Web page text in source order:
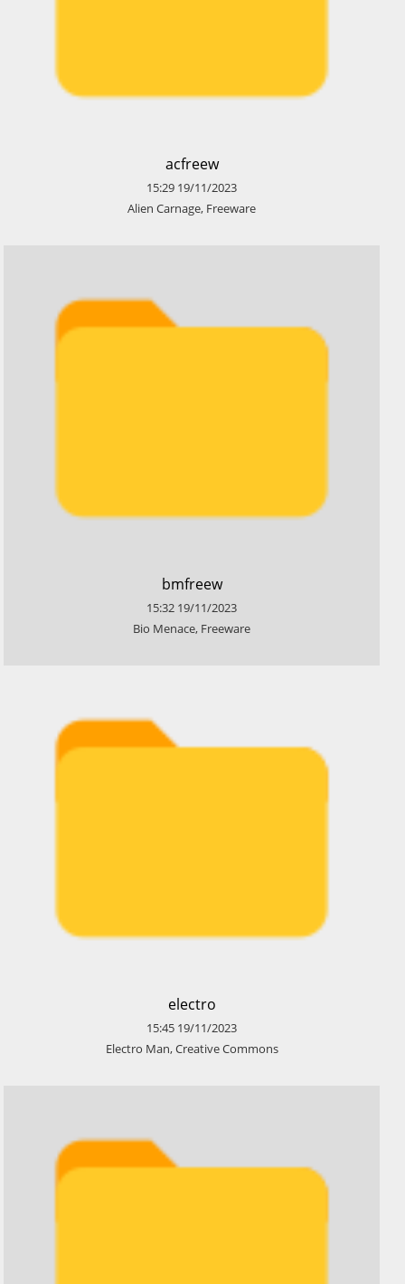
​acfreew
15:29 19/11/2023
​Alien Carnage, Freeware
​bmfreew
15:32 19/11/2023
​Bio Menace, Freeware
​electro
15:45 19/11/2023
​Electro Man, Creative Commons